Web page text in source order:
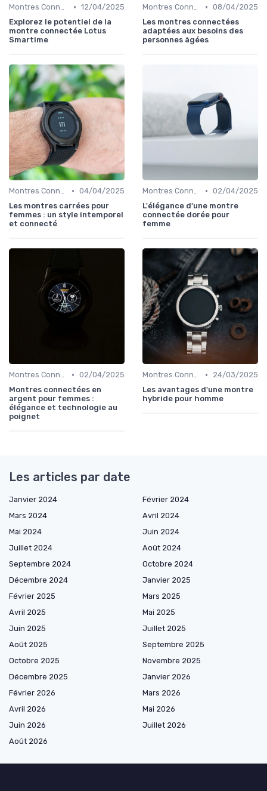
Montres Connectées Hybrides • 12/04/2025
Explorez le potentiel de la
montre connectée Lotus
Smartime
Montres Connectées pour le Bien-être • 08/04/2025
Les montres connectées
adaptées aux besoins des
personnes âgées
Montres Connectées Hybrides • 04/04/2025
Les montres carrées pour
femmes : un style intemporel
et connecté
Montres Connectées de Luxe • 02/04/2025
L'élégance d'une montre
connectée dorée pour
femme
Montres Connectées de Luxe • 02/04/2025
Montres connectées en
argent pour femmes :
élégance et technologie au
poignet
Montres Connectées Hybrides •
24/03/2025
Les avantages d'une montre
hybride pour homme
Les articles par date
Janvier 2024
Février 2024
Mars 2024
Avril 2024
Mai 2024
Juin 2024
Juillet 2024
Août 2024
Septembre 2024
Octobre 2024
Décembre 2024
Janvier 2025
Février 2025
Mars 2025
Avril 2025
Mai 2025
Juin 2025
Juillet 2025
Août 2025
Septembre 2025
Octobre 2025
Novembre 2025
Décembre 2025
Janvier 2026
Février 2026
Mars 2026
Avril 2026
Mai 2026
Juin 2026
Juillet 2026
Août 2026